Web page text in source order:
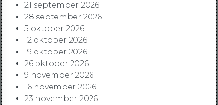
21 september 2026
28 september 2026
5 oktober 2026
12 oktober 2026
19 oktober 2026
26 oktober 2026
9 november 2026
16 november 2026
23 november 2026